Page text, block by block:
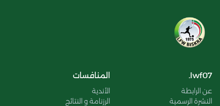
lwf07.
عن الرابطة
النشرة الرسمية
المنافسات
الأندية
الرزنامة و النتائج